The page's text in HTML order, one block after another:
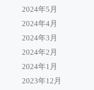
2024年5月
2024年4月
2024年3月
2024年2月
2024年1月
2023年12月